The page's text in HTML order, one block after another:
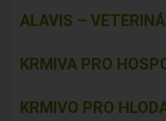
ALAVIS –
KRMIVA PRO
KRMIVO PRO